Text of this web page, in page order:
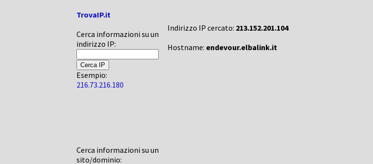
TrovaIP.it
Cerca informazioni su un
indirizzo IP:
Esempio:
216.73.216.180
Cerca informazioni su un
sito/dominio:
Indirizzo IP cercato: 213.152.201.104
Hostname: endevour.elbalink.it